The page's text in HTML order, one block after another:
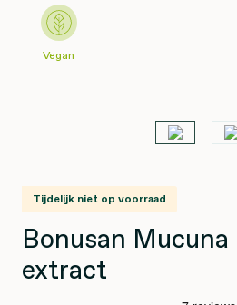
Vegan
Tijdelijk niet op voorraad
Bonusan
extract